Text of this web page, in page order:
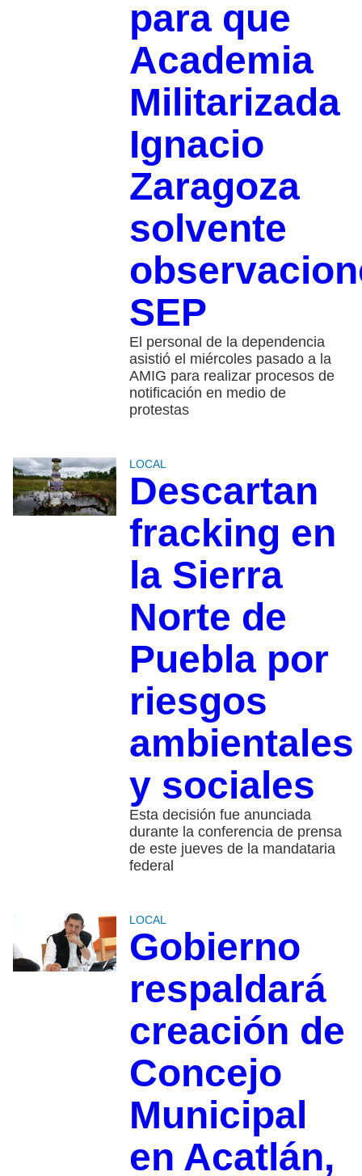
para que
Academia
Militarizada
Ignacio
Zaragoza
solvente
SEP
El personal de la dependencia
asistió el miércoles pasado a la
AMIG para realizar procesos de
notificación en medio de
protestas
LOCAL
Descartan
fracking en
la Sierra
Norte de
Puebla por
riesgos
ambientales
y sociales
Esta decisión fue anunciada
durante la conferencia de prensa
de este jueves de la mandataria
federal
LOCAL
Gobierno
respaldará
creación de
Concejo
Municipal
en Acatlán,